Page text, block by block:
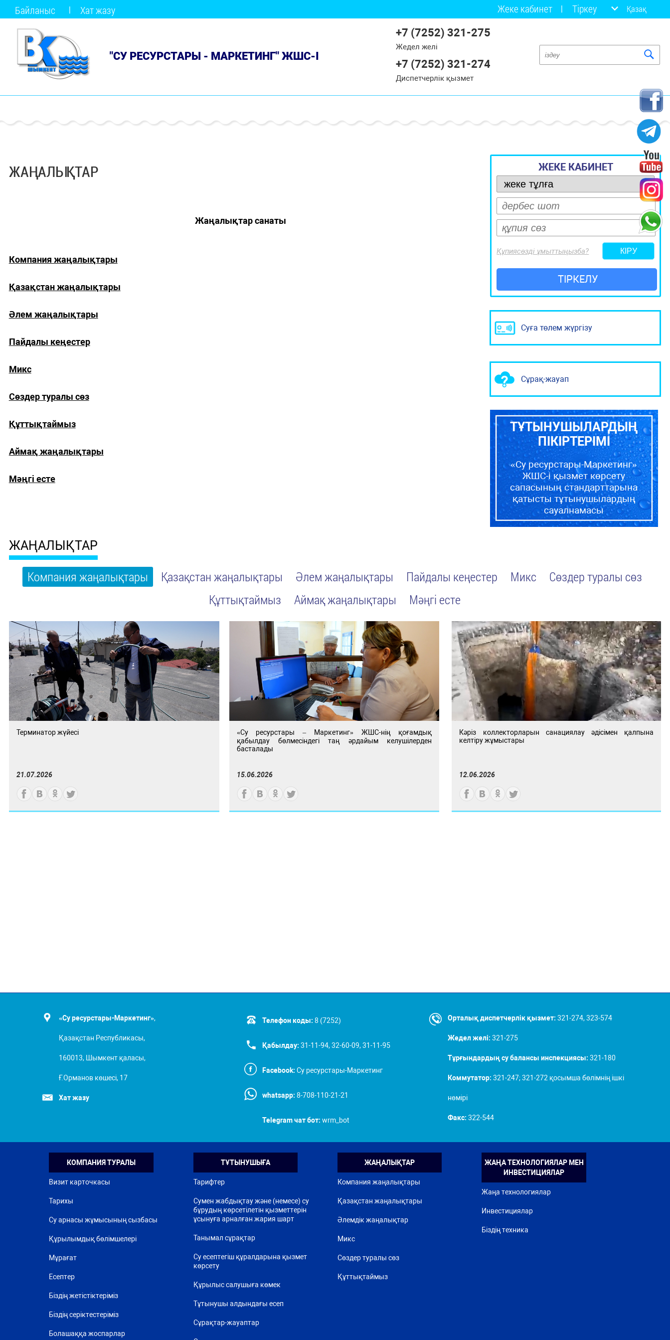
Байланыс Хат жазу Жеке кабинет Тіркеу Қазақ
"СУ РЕСУРСТАРЫ - МАРКЕТИНГ" ЖШС-І
+7 (7252) 321-275
Жедел желі
+7 (7252) 321-274
Диспетчерлік қызмет
ЖАҢАЛЫҚТАР
Жаңалықтар санаты
Компания жаңалықтары
Қазақстан жаңалықтары
Әлем жаңалықтары
Пайдалы кеңестер
Микс
Сөздер туралы сөз
Құттықтаймыз
Аймақ жаңалықтары
Мәңгі есте
ЖЕКЕ КАБИНЕТ
Құпиясөзді ұмыттыңызба?
ТІРКЕЛУ
Суға төлем жүргізу
Сұрақ-жауап
ТҰТЫНУШЫЛАРДЫҢ
ПІКІРТЕРІМІ
«Су ресурстары-Маркетинг»
ЖШС-і қызмет көрсету
сапасының стандарттарына
қатысты тұтынушылардың
сауалнамасы
ЖАҢАЛЫҚТАР
Компания жаңалықтары Қазақстан жаңалықтары Әлем жаңалықтары Пайдалы кеңестер Микс
Сөздер туралы сөз
Құттықтаймыз
Аймақ жаңалықтары Мәңгі есте
Терминатор жүйесі
21.07.2026
«Су ресурстары – Маркетинг» ЖШС-нің қоғамдық
қабылдау бөлмесіндегі таң әрдайым келушілерден
басталады
15.06.2026
Кәріз коллекторларын санациялау әдісімен қалпына
келтіру жұмыстары
12.06.2026
«Су ресурстары-Маркетинг»,
Қазақстан Республикасы,
160013, Шымкент қаласы,
Ғ.Орманов көшесі, 17
Хат жазу
Орталық диспетчерлік қызмет: 321-274, 323-574
Жедел желі: 321-275
Тұрғындардың су балансы инспекциясы: 321-180
Коммутатор: 321-247; 321-272 қосымша бөлімнің ішкі
нөмірі
Факс: 322-544
Телефон коды: 8 (7252)
Қабылдау: 31-11-94, 32-60-09, 31-11-95
Facebook: Су ресурстары-Маркетинг
whatsapp: 8-708-110-21-21
Telegram чат бот: wrm_bot
КОМПАНИЯ ТУРАЛЫ
Визит карточкасы
Тарихы
Су арнасы жұмысының сызбасы
Құрылымдық бөлімшелері
Мұрағат
Есептер
Біздің жетістіктеріміз
Біздің серіктестеріміз
Болашаққа жоспарлар
ТҰТЫНУШЫҒА
Тарифтер
Сумен жабдықтау және (немесе) су
бұрудың көрсетілетін қызметтерін
ұсынуға арналған жария шарт
Танымал сұрақтар
Су есептегіш құралдарына қызмет
көрсету
Құрылыс салушыға көмек
Тұтынушы алдындағы есеп
Сұрақтар-жауаптар
ЖАҢАЛЫҚТАР
Компания жаңалықтары
Қазақстан жаңалықтары
Әлемдік жаңалықтар
Микс
Сөздер туралы сөз
Құттықтаймыз
ЖАҢА ТЕХНОЛОГИЯЛАР МЕН
ИНВЕСТИЦИЯЛАР
Жаңа технологиялар
Инвестициялар
Біздің техника